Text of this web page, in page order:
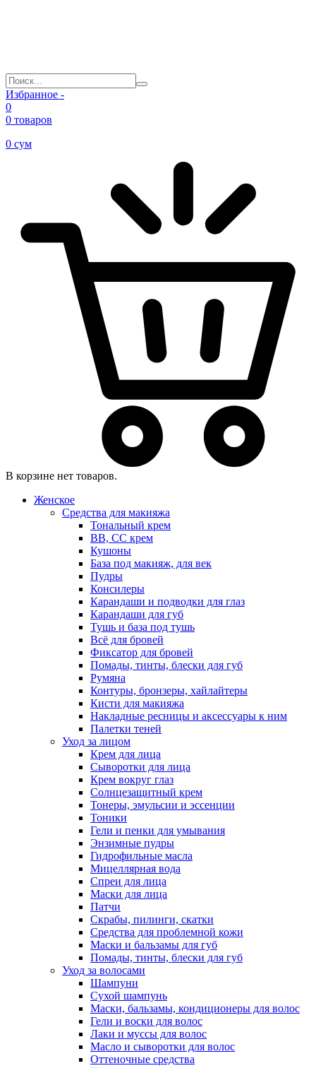
Избранное -
0
0 товаров
0 сум
В корзине нет товаров.
Женское
Средства для макияжа
Тональный крем
BB, CC крем
Кушоны
База под макияж, для век
Пудры
Консилеры
Карандаши и подводки для глаз
Карандаши для губ
Тушь и база под тушь
Всё для бровей
Фиксатор для бровей
Помады, тинты, блески для губ
Румяна
Контуры, бронзеры, хайлайтеры
Кисти для макияжа
Накладные ресницы и аксессуары к ним
Палетки теней
Уход за лицом
Крем для лица
Сыворотки для лица
Крем вокруг глаз
Солнцезащитный крем
Тонеры, эмульсии и эссенции
Тоники
Гели и пенки для умывания
Энзимные пудры
Гидрофильные масла
Мицеллярная вода
Спреи для лица
Маски для лица
Патчи
Скрабы, пилинги, скатки
Средства для проблемной кожи
Маски и бальзамы для губ
Помады, тинты, блески для губ
Уход за волосами
Шампуни
Сухой шампунь
Маски, бальзамы, кондиционеры для волос
Гели и воски для волос
Лаки и муссы для волос
Масло и сыворотки для волос
Оттеночные средства